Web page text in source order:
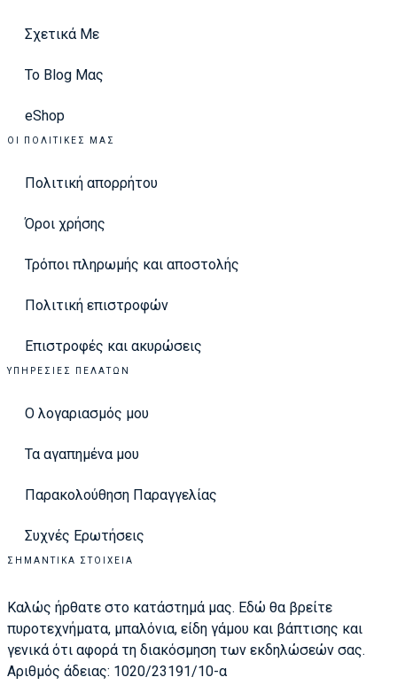
Σχετικά Με
Το Blog Μας
eShop
ΟΙ ΠΟΛΙΤΙΚΈΣ ΜΑΣ
Πολιτική απορρήτου
Όροι χρήσης
Τρόποι πληρωμής και αποστολής
Πολιτική επιστροφών
Επιστροφές και ακυρώσεις
ΥΠΗΡΕΣΊΕΣ ΠΕΛΑΤΏΝ
Ο λογαριασμός μου
Τα αγαπημένα μου
Παρακολούθηση Παραγγελίας
Συχνές Ερωτήσεις
ΣΗΜΑΝΤΙΚΆ ΣΤΟΙΧΕΊΑ
Καλώς ήρθατε στο κατάστημά μας. Εδώ θα βρείτε
πυροτεχνήματα, μπαλόνια, είδη γάμου και βάπτισης και
γενικά ότι αφορά τη διακόσμηση των εκδηλώσεών σας.
Αριθμός άδειας: 1020/23191/10-α